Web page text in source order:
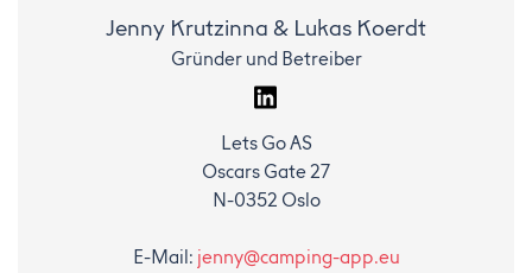
Jenny Krutzinna & Lukas Koerdt
Gründer und Betreiber
Lets Go AS
Oscars Gate 27
N-0352 Oslo
E-Mail: jenny@camping-app.eu